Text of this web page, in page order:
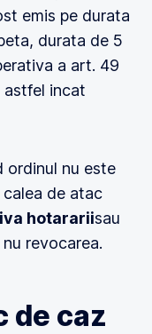
emis pe durata
durata de 5
a art. 49
astfel incat
ordinul nu este
de atac
hotarariisau
revocarea.
de caz